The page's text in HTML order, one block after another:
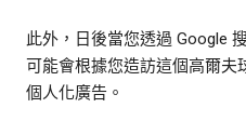
此外，日後當您透過 Google
可能會根據您造訪這個高爾夫
個人化廣告。